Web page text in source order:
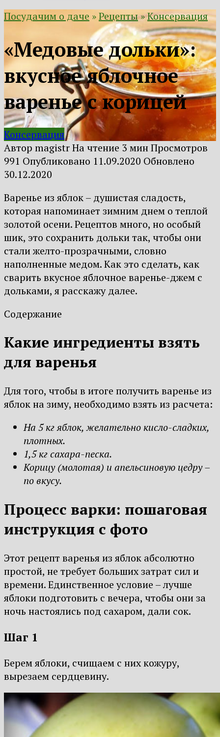
Посудачим о даче »Рецепты»Консервация
«Медовые дольки»:
вкусное яблочное
варенье с корицей
Консервация
Автор magistrНа чтение 3 минПросмотров
991 Опубликовано 11.09.2020 Обновлено
30.12.2020
Варенье из яблок – душистая сладость,
которая напоминает зимним днем о теплой
золотой осени. Рецептов много, но особый
шик, это сохранить дольки так, чтобы они
стали желто-прозрачными, словно
наполненные медом. Как это сделать, как
сварить вкусное яблочное варенье-джем с
дольками, я расскажу далее.
Содержание
Какие ингредиенты взять
для варенья
Для того, чтобы в итоге получить варенье из
яблок на зиму, необходимо взять из расчета:
На 5 кг яблок, желательно кисло-сладких,
плотных.
1,5 кг сахара-песка.
Корицу (молотая) и апельсиновую цедру –
по вкусу.
Процесс варки: пошаговая
инструкция с фото
Этот рецепт варенья из яблок абсолютно
простой, не требует больших затрат сил и
времени. Единственное условие – лучше
яблоки подготовить с вечера, чтобы они за
ночь настоялись под сахаром, дали сок.
Шаг 1
Берем яблоки, счищаем с них кожуру,
вырезаем сердцевину.